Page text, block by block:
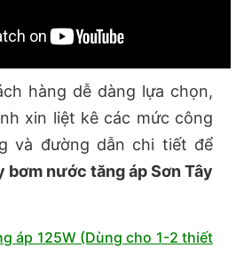
hàng dễ dàng lựa chọn,
xin liệt kê các mức công
và đường dẫn chi tiết để
bơm nước tăng áp Sơn Tây
áp 125W (Dùng cho 1-2 thiết